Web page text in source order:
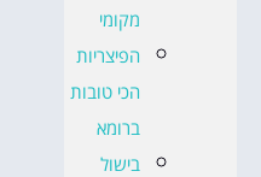
מקומי
הפיצריות
הכי טובות
ברומא
בישול